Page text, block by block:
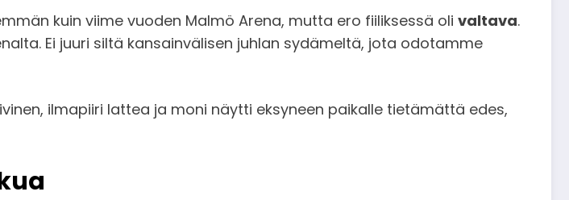
kuin viime vuoden Malmö Arena, mutta ero fiiliksessä oli valtava.
Ei juuri siltä kansainvälisen juhlan sydämeltä, jota odotamme
ilmapiiri lattea ja moni näytti eksyneen paikalle tietämättä edes,